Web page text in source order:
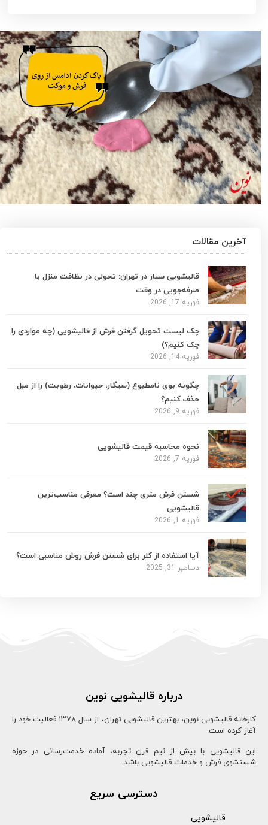
آخرین مقالات
قالیشویی سیار در تهران: تحولی در نظافت منزل با
صرفه‌جویی در وقت
فوریه 17, 2026
چک لیست تحویل گرفتن فرش از قالیشویی (چه مواردی را
چک کنیم؟)
فوریه 14, 2026
چگونه بوی نامطبوع (سیگار، حیوانات، رطوبت) را از مبل
حذف کنیم؟
فوریه 9, 2026
نحوه محاسبه قیمت قالیشویی
فوریه 7, 2026
شستن فرش متری چند است؟ معرفی مناسب‌ترین
قالیشویی
فوریه 1, 2026
آیا استفاده از کلر برای شستن فرش روش مناسبی است؟
دسامبر 31, 2025
درباره قالیشویی نوین
کارخانه قالیشویی نوین، بهترین قالیشویی تهران، از سال ۱۳78 فعالیت خود را
آغاز کرده است.
این قالیشویی با بیش از نیم قرن تجربه، آماده خدمت‌رسانی در حوزه
شستشوی فرش و خدمات قالیشویی باشد.
دسترسی سریع
قالیشویی